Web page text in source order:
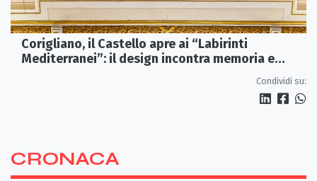
Corigliano, il Castello apre ai “Labirinti
Mediterranei”: il design incontra memoria e
Condividi su:
CRONACA